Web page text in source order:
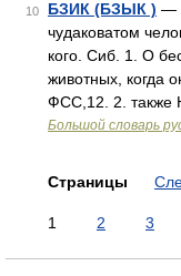
10 БЗИК (БЗЫК ) —
чудаковатом
кого. Сиб. 1. О
животных, когда
ФСС,12. 2. также
Большой словарь
Страницы
1 2 3